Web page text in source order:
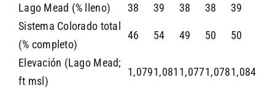
Lago Mead (% lleno) 38 39 38 38
39
Sistema Colorado total
(% completo)
46 54 49 50 50
Elevación (Lago Mead;
ft msl)
1,0791,081 1,0771,0781,084